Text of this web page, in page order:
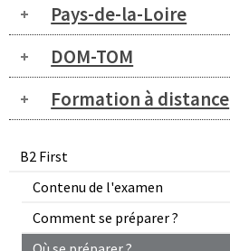
B2 First
Contenu de l'examen
Comment se préparer ?
Pays-de-la-Loire
DOM-TOM
Formation à distance